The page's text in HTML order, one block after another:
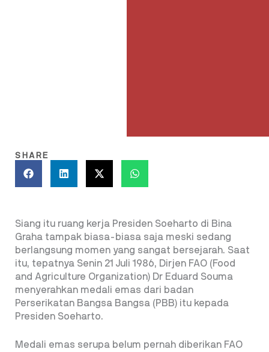
SHARE
Siang itu ruang kerja Presiden Soeharto di Bina
Graha tampak biasa-biasa saja meski sedang
berlangsung momen yang sangat bersejarah. Saat
itu, tepatnya Senin 21 Juli 1986, Dirjen FAO (Food
and Agriculture Organization) Dr Eduard Souma
menyerahkan medali emas dari badan
Perserikatan Bangsa Bangsa (PBB) itu kepada
Presiden Soeharto.
Medali emas serupa belum pernah diberikan FAO